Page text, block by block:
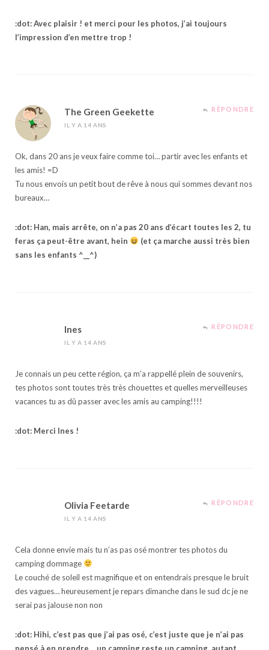
:dot: Avec plaisir ! et merci pour les photos, j’ai toujours
l’impression d’en mettre trop !
The Green Geekette
IL Y A 14 ANS
RÉPONDRE
Ok, dans 20 ans je veux faire comme toi… partir avec les enfants et
les amis! =D
Tu nous envois un petit bout de rêve à nous qui sommes devant nos
bureaux…
:dot: Han, mais arrête, on n’a pas 20 ans d’écart toutes les 2, tu
feras ça peut-être avant, hein
(et ça marche aussi très bien
sans les enfants ^__^)
Ines
IL Y A 14 ANS
RÉPONDRE
Je connais un peu cette région, ça m’a rappellé plein de souvenirs,
tes photos sont toutes très très chouettes et quelles merveilleuses
vacances tu as dû passer avec les amis au camping!!!!
:dot: Merci Ines !
Olivia Feetarde
IL Y A 14 ANS
RÉPONDRE
Cela donne envie mais tu n’as pas osé montrer tes photos du
camping dommage
Le couché de soleil est magnifique et on entendrais presque le bruit
des vagues… heureusement je repars dimanche dans le sud dc je ne
serai pas jalouse non non
:dot: Hihi, c’est pas que j’ai pas osé, c’est juste que je n’ai pas